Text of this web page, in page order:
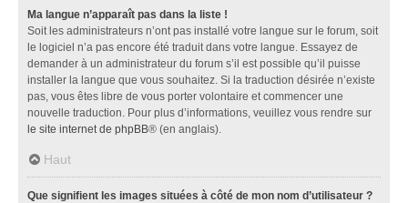
Ma langue n’apparaît pas dans la liste !
Soit les administrateurs n’ont pas installé votre langue sur le forum, soit
le logiciel n’a pas encore été traduit dans votre langue. Essayez de
demander à un administrateur du forum s’il est possible qu’il puisse
installer la langue que vous souhaitez. Si la traduction désirée n’existe
pas, vous êtes libre de vous porter volontaire et commencer une
nouvelle traduction. Pour plus d’informations, veuillez vous rendre sur
le site internet de phpBB® (en anglais).
Haut
Que signifient les images situées à côté de mon nom d’utilisateur ?